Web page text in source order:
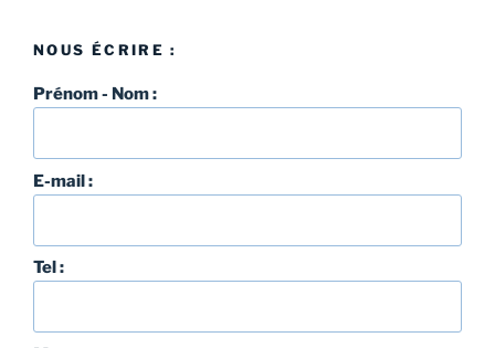
NOUS ÉCRIRE :
Prénom - Nom :
E-mail :
Tel :